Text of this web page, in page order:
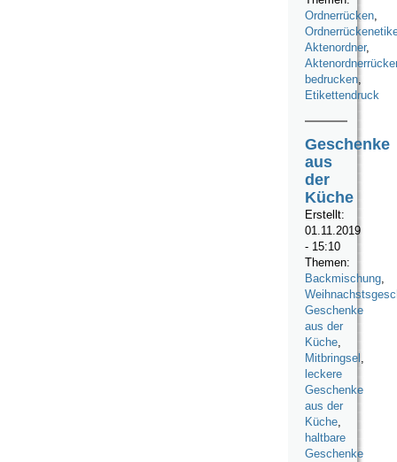
Ordnerrücken,
Aktenordner,
bedrucken,
Etikettendruck
Geschenke
aus
der
Küche
Erstellt:
01.11.2019
- 15:10
Themen:
Backmischung,
Geschenke
aus der
Küche,
Mitbringsel ,
leckere
Geschenke
aus der
Küche,
haltbare
Geschenke